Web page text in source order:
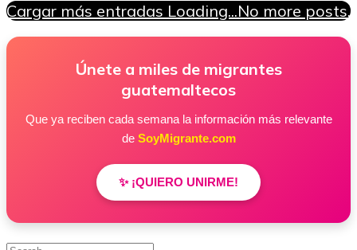
Cargar más entradas Loading...No more posts.
Únete a miles de migrantes
guatemaltecos
Que ya reciben cada semana la información más relevante
de SoyMigrante.com
✨ ¡QUIERO UNIRME!